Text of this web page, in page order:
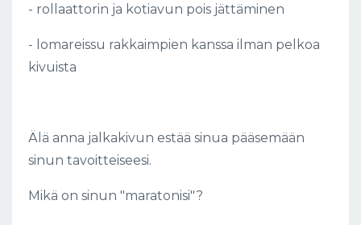
- rollaattorin ja kotiavun pois jättäminen
- lomareissu rakkaimpien kanssa ilman pelkoa
kivuista
Älä anna jalkakivun estää sinua pääsemään
sinun tavoitteiseesi.
Mikä on sinun "maratonisi"?